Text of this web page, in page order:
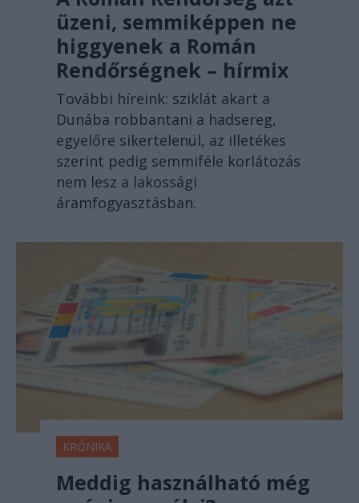
üzeni, semmiképpen ne
higgyenek a Román
Rendőrségnek – hírmix
További híreink: sziklát akart a
Dunába robbantani a hadsereg,
egyelőre sikertelenül, az illetékes
szerint pedig semmiféle korlátozás
nem lesz a lakossági
áramfogyasztásban.
KRÓNIKA
Meddig használható még